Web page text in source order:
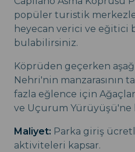
popüler turistik
heyecan verici ve eğitici
bulabilirsiniz.
Köprüden geçerken
Nehri'nin manzarasının
fazla eğlence için
ve Uçurum Yürüyüşü'ne
Maliyet: Parka giriş
aktiviteleri kapsar.